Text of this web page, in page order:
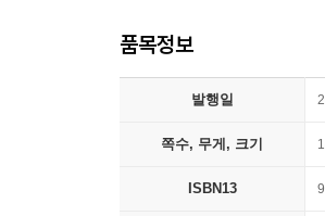
품목정보
발행일
쪽수, 무게, 크기
ISBN13